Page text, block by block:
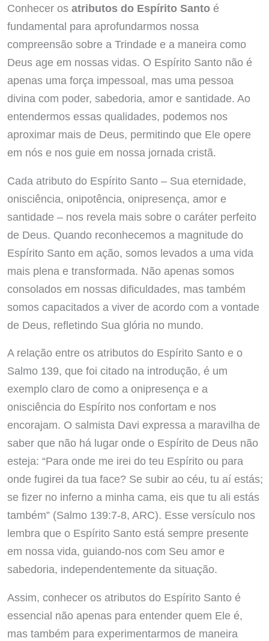
Conhecer os atributos do Espírito Santoé
fundamental para aprofundarmos nossa
compreensão sobre a Trindade e a maneira como
Deus age em nossas vidas. O Espírito Santo não é
apenas uma força impessoal, mas uma pessoa
divina com poder, sabedoria, amor e santidade. Ao
entendermos essas qualidades, podemos nos
aproximar mais de Deus, permitindo que Ele opere
em nós e nos guie em nossa jornada cristã.
Cada atributo do Espírito Santo – Sua eternidade,
onisciência, onipotência, onipresença, amor e
santidade – nos revela mais sobre o caráter perfeito
de Deus. Quando reconhecemos a magnitude do
Espírito Santo em ação, somos levados a uma vida
mais plena e transformada. Não apenas somos
consolados em nossas dificuldades, mas também
somos capacitados a viver de acordo com a vontade
de Deus, refletindo Sua glória no mundo.
A relação entre os atributos do Espírito Santo e o
Salmo 139, que foi citado na introdução, é um
exemplo claro de como a onipresença e a
onisciência do Espírito nos confortam e nos
encorajam. O salmista Davi expressa a maravilha de
saber que não há lugar onde o Espírito de Deus não
esteja: “Para onde me irei do teu Espírito ou para
onde fugirei da tua face? Se subir ao céu, tu aí estás;
se fizer no inferno a minha cama, eis que tu ali estás
também” (Salmo 139:7-8, ARC). Esse versículo nos
lembra que o Espírito Santo está sempre presente
em nossa vida, guiando-nos com Seu amor e
sabedoria, independentemente da situação.
Assim, conhecer os atributos do Espírito Santo é
essencial não apenas para entender quem Ele é,
mas também para experimentarmos de maneira